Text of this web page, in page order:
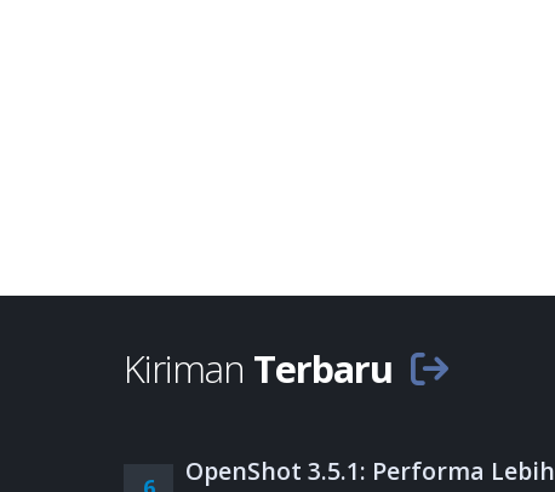
Kiriman Terbaru
OpenShot 3.5.1: Performa Lebih